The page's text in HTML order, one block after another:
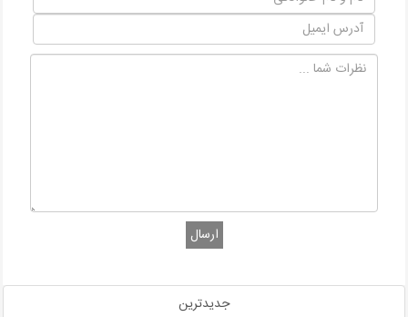
ارسال
جدیدترین